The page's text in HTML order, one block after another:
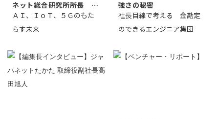
ネット総合研究所所長 ブ
ロードバンド...
ＡＩ、ＩｏＴ、５Ｇのもた
らす未来
強さの秘密
社長目線で考える 金勘定
のできるエンジニア集団